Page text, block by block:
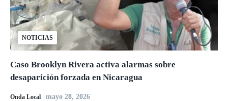
NOTICIAS
Caso Brooklyn Rivera activa alarmas sobre
desaparición forzada en Nicaragua
Onda Local | mayo 28, 2026